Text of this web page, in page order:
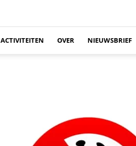
ACTIVITEITEN OVER NIEUWSBRIEF